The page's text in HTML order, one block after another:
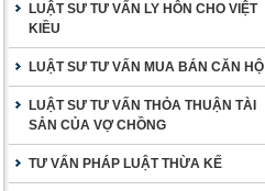
LUẬT SƯ TƯ VẤN LY HÔN CHO VIỆT
KIỀU
LUẬT SƯ TƯ VẤN MUA BÁN CĂN HỘ
LUẬT SƯ TƯ VẤN THỎA THUẬN TÀI
SẢN CỦA VỢ CHỒNG
TƯ VẤN PHÁP LUẬT THỪA KẾ